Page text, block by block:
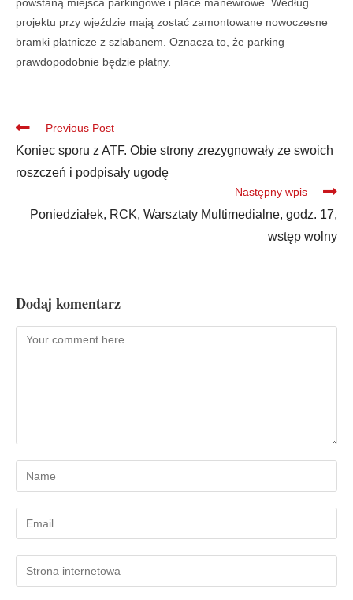
projektu przy wjeździe mają zostać zamontowane nowoczesne
bramki płatnicze z szlabanem. Oznacza to, że parking
prawdopodobnie będzie płatny.
Previous Post
Koniec sporu z ATF. Obie strony zrezygnowały ze swoich
roszczeń i podpisały ugodę
Następny wpis
Poniedziałek, RCK, Warsztaty Multimedialne, godz. 17,
wstęp wolny
Dodaj komentarz